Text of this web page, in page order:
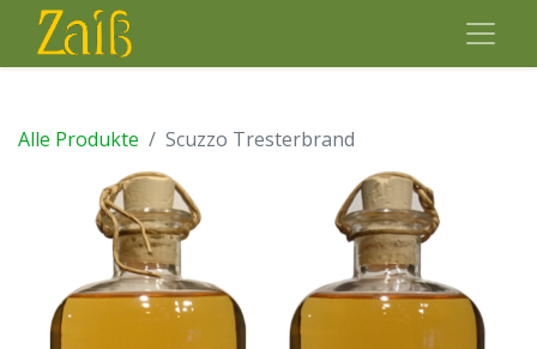
Alle Produkte Scuzzo Tresterbrand